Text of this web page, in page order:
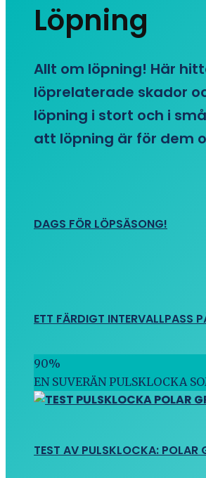
Löpning
Allt om löpning! Här
löprelaterade skador
löpning i stort och i
att löpning är för dem
DAGS FÖR LÖPSÄSONG!
ETT FÄRDIGT INTERVALLPASS
90%
EN SUVERÄN PULSKLOCKA
TEST AV PULSKLOCKA: